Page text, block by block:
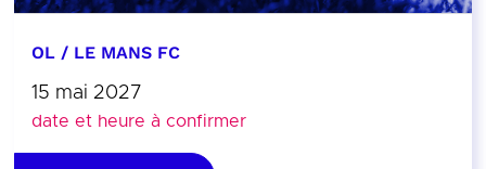
OL / LE MANS FC
15 mai 2027
date et heure à confirmer